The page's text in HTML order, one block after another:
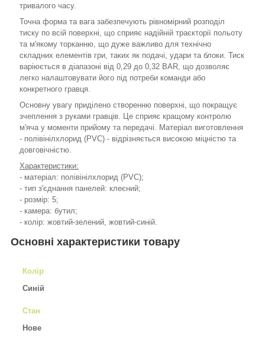
тривалого часу.
Точна форма та вага забезпечують рівномірний розподіл
тиску по всій поверхні, що сприяє надійній траєкторії польоту
та м'якому торканню, що дуже важливо для технічно
складних елементів гри, таких як подачі, удари та блоки. Тиск
варіюється в діапазоні від 0,29 до 0,32 BAR, що дозволяє
легко налаштовувати його під потреби команди або
конкретного гравця.
Основну увагу приділено створенню поверхні, що покращує
зчеплення з руками гравців. Це сприяє кращому контролю
м'яча у моменти прийому та передачі. Матеріал виготовлення
- полівінілхлорид (PVC) - відрізняється високою міцністю та
довговічністю.
Характеристики:
- матеріал: полівінілхлорид (PVC);
- тип з'єднання панелей: клеєний;
- розмір: 5;
- камера: бутил;
- колір: жовтий-зелений, жовтий-синій.
Основні характеристики товару
Колір
Синій
Стан
Нове